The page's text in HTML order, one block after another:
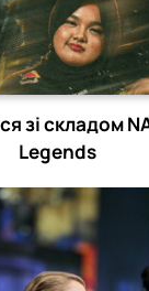
зі складом
Legends